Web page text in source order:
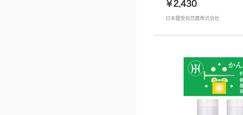
￥2,430
日本豊受自然農株式会社